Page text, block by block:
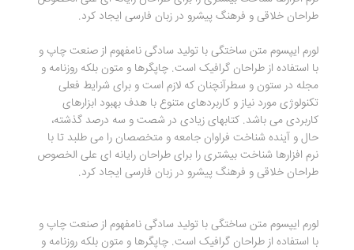
طراحان خلاقی و فرهنگ پیشرو در زبان فارسی ایجاد کرد.
لورم ایپسوم متن ساختگی با تولید سادگی نامفهوم از صنعت چاپ و
با استفاده از طراحان گرافیک است. چاپگرها و متون بلکه روزنامه و
مجله در ستون و سطرآنچنان که لازم است و برای شرایط فعلی
تکنولوژی مورد نیاز و کاربردهای متنوع با هدف بهبود ابزارهای
کاربردی می باشد. کتابهای زیادی در شصت و سه درصد گذشته،
حال و آینده شناخت فراوان جامعه و متخصصان را می طلبد تا با
نرم افزارها شناخت بیشتری را برای طراحان رایانه ای علی الخصوص
طراحان خلاقی و فرهنگ پیشرو در زبان فارسی ایجاد کرد.
لورم ایپسوم متن ساختگی با تولید سادگی نامفهوم از صنعت چاپ و
با استفاده از طراحان گرافیک است. چاپگرها و متون بلکه روزنامه و